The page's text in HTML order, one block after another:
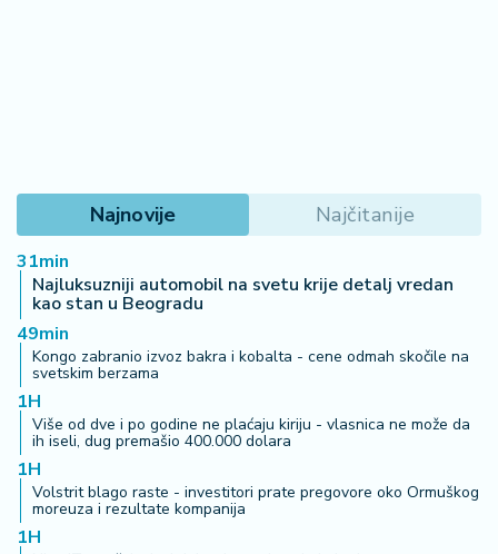
Najnovije Najčitanije
31min
Najluksuzniji automobil na svetu krije detalj vredan
kao stan u Beogradu
49min
Kongo zabranio izvoz bakra i kobalta - cene odmah skočile na
svetskim berzama
1H
Više od dve i po godine ne plaćaju kiriju - vlasnica ne može da
ih iseli, dug premašio 400.000 dolara
1H
Volstrit blago raste - investitori prate pregovore oko Ormuškog
moreuza i rezultate kompanija
1H